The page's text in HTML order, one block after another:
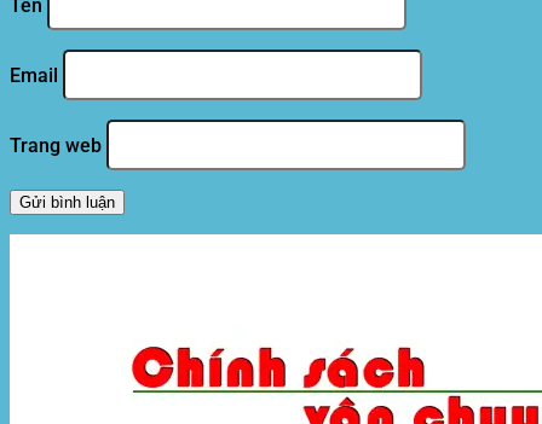
Tên
Email
Trang web